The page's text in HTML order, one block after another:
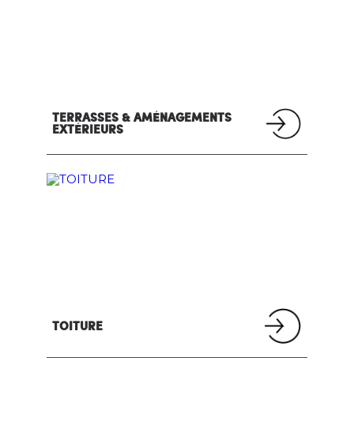
TERRASSES & AMÉNAGEMENTS
EXTÉRIEURS
TOITURE